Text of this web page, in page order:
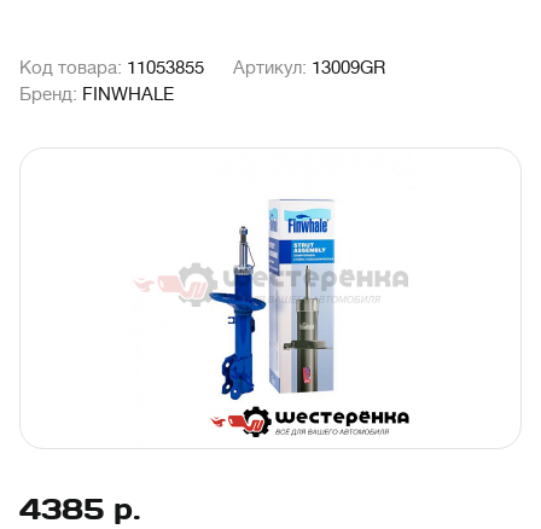
Код товара: 11053855 Артикул: 13009GR
Бренд: FINWHALE
4385 р.